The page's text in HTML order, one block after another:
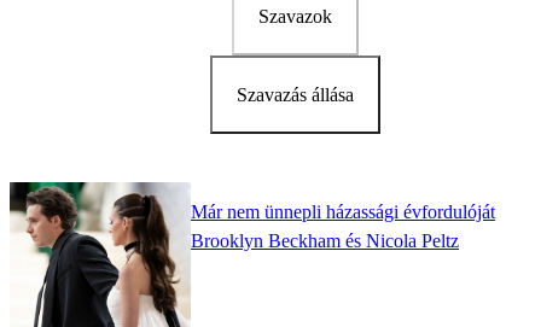
Szavazok
Szavazás állása
Már nem ünnepli házassági évfordulóját
Brooklyn Beckham és Nicola Peltz